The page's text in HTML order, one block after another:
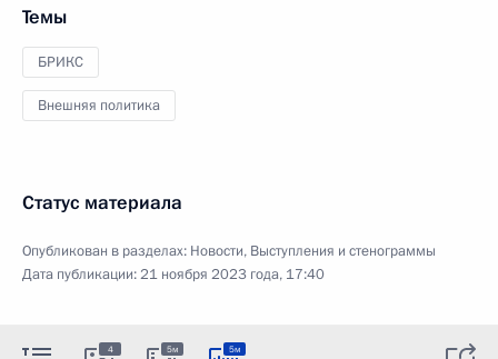
Темы
БРИКС
Внешняя политика
Статус материала
Опубликован в разделах: Новости, Выступления и стенограммы
Дата публикации:21 ноября 2023 года, 17:40
4 5м 5м